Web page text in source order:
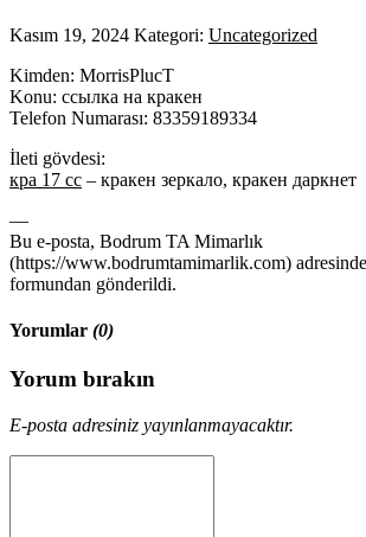
Kasım 19, 2024 Kategori: Uncategorized
Kimden: MorrisPlucT
Konu: ссылка на кракен
Telefon Numarası: 83359189334
İleti gövdesi:
кра 17 сс – кракен зеркало, кракен даркнет
—
Bu e-posta, Bodrum TA Mimarlık
(https://www.bodrumtamimarlik.com)
formundan gönderildi.
Yorumlar (0)
Yorum bırakın
E-posta adresiniz yayınlanmayacaktır.